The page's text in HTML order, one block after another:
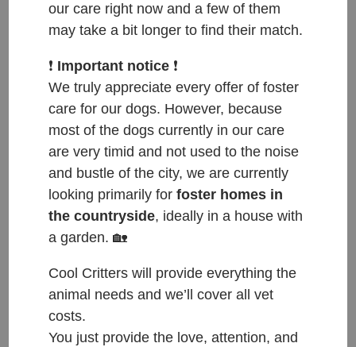
our care right now and a few of them
may take a bit longer to find their match.
❗️ Important notice ❗️
We truly appreciate every offer of foster
care for our dogs. However, because
most of the dogs currently in our care
are very timid and not used to the noise
and bustle of the city, we are currently
looking primarily forfoster homes in
the countryside, ideally in a house with
a garden. 🏡
Cool Critters will provide everything the
animal needs and we’ll cover all vet
costs.
You just provide the love, attention, and